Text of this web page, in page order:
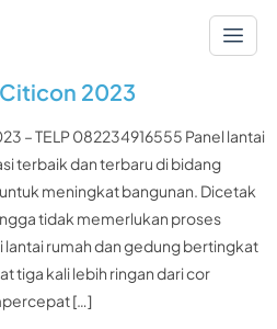
2023
– TELP 082234916555 Panel lantai
terbaik dan terbaru di bidang
meningkat bangunan. Dicetak
tidak memerlukan proses
rumah dan gedung bertingkat
tiga kali lebih ringan dari cor
[…]